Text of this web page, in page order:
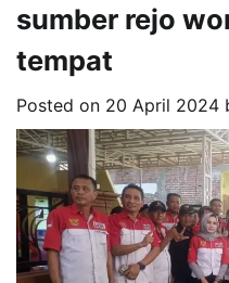
sumber rejo
tempat
Posted on 20 April 2024